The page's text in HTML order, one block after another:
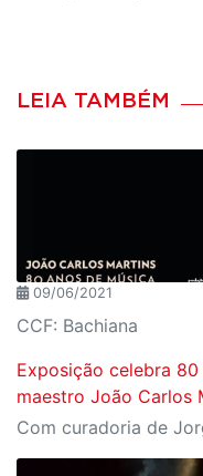
LEIA TAMBÉM
09/06/2021
CCF: Bachiana
Exposição celebra
maestro João Carlos